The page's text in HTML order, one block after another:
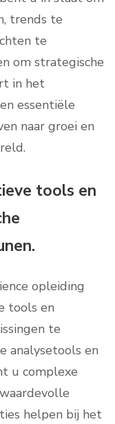
trends te
te
om strategische
in het
essentiële
naar groei en
tools en
opleiding
tools en
te
analysetools en
u complexe
helpen bij het